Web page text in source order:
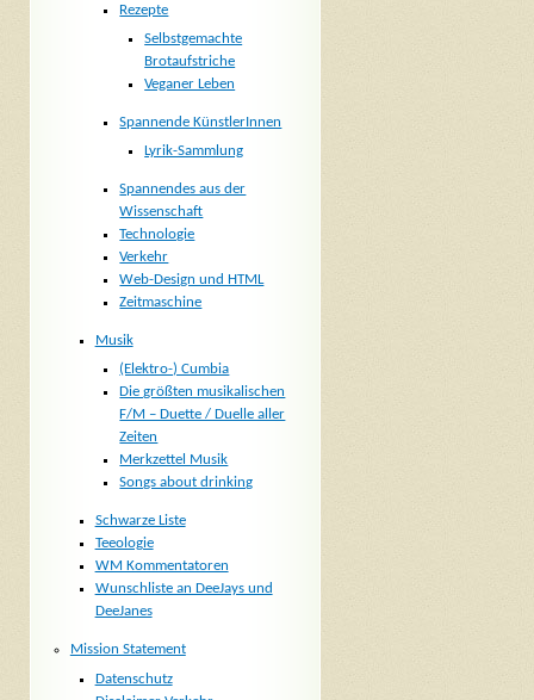
Rezepte
Selbstgemachte
Brotaufstriche
Veganer Leben
Spannende KünstlerInnen
Lyrik-Sammlung
Spannendes aus der
Wissenschaft
Technologie
Verkehr
Web-Design und HTML
Zeitmaschine
Musik
(Elektro-) Cumbia
Die größten musikalischen
F/M – Duette / Duelle aller
Zeiten
Merkzettel Musik
Songs about drinking
Schwarze Liste
Teeologie
WM Kommentatoren
Wunschliste an DeeJays und
DeeJanes
Mission Statement
Datenschutz